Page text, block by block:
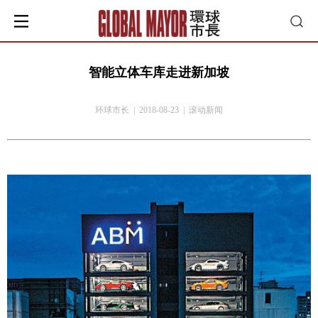
智能立体车库走进新加坡
环球市长 | 2018-08-23 | 滚动新闻